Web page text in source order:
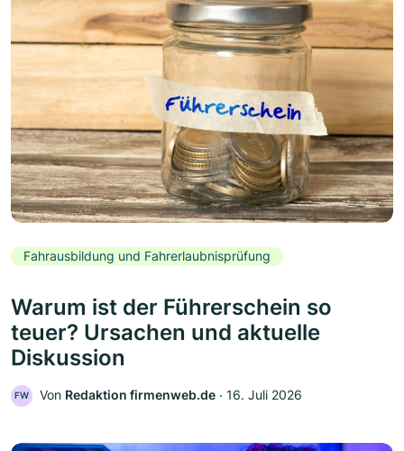
Fahrausbildung und Fahrerlaubnisprüfung
Warum ist der Führerschein so
teuer? Ursachen und aktuelle
Diskussion
FW Von Redaktion firmenweb.de ‧ 16. Juli 2026